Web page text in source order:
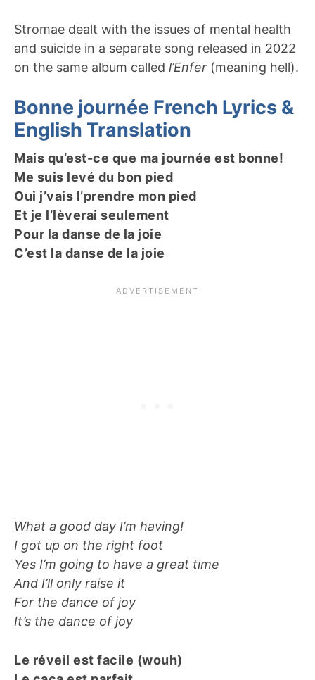
Stromae dealt with the issues of mental health
and suicide in a separate song released in 2022
on the same album called l’Enfer (meaning hell).
Bonne journée French Lyrics &
English Translation
Mais qu’est-ce que ma journée est bonne!
Me suis levé du bon pied
Oui j’vais l’prendre mon pied
Et je l’lèverai seulement
Pour la danse de la joie
C’est la danse de la joie
What a good day I’m having!
I got up on the right foot
Yes I’m going to have a great time
And I’ll only raise it
For the dance of joy
It’s the dance of joy
Le réveil est facile (wouh)